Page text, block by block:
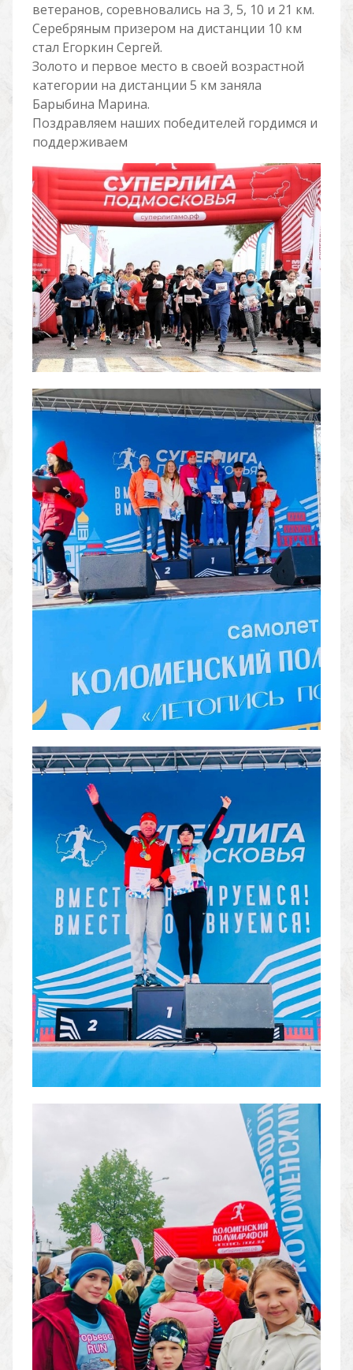
ветеранов, соревновались на 3, 5, 10 и 21 км.
Серебряным призером на дистанции 10 км
стал Егоркин Сергей.
Золото и первое место в своей возрастной
категории на дистанции 5 км заняла
Барыбина Марина.
Поздравляем наших победителей гордимся и
поддерживаем